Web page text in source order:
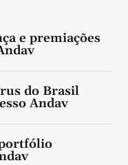
e premiações
do Brasil
Andav